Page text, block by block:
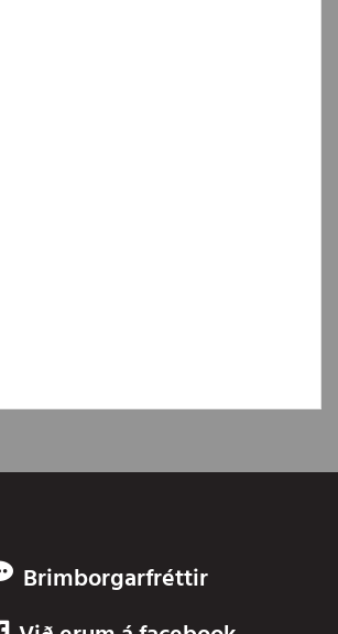
Brimborgarfréttir